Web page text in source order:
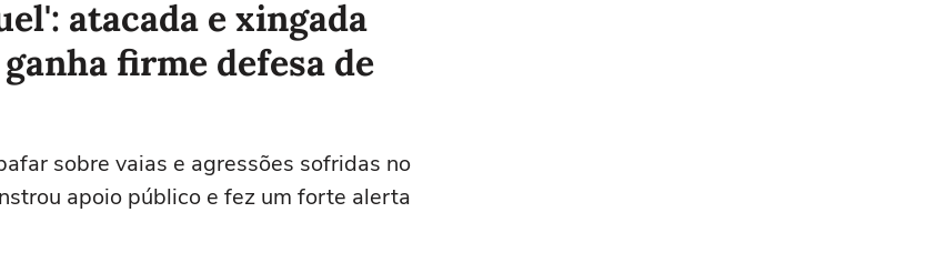
atacada e xingada
firme defesa de
sobre vaias e agressões sofridas no
apoio público e fez um forte alerta